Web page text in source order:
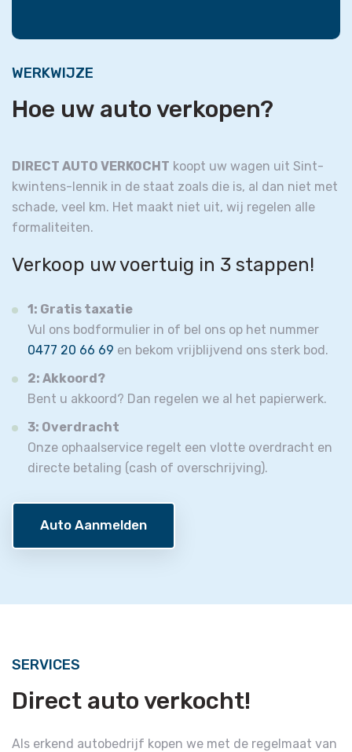
WERKWIJZE
Hoe uw auto verkopen?
DIRECT AUTO VERKOCHT koopt uw wagen uit Sint-
kwintens-lennik in de staat zoals die is, al dan niet met
schade, veel km. Het maakt niet uit, wij regelen alle
formaliteiten.
Verkoop uw voertuig in 3 stappen!
1: Gratis taxatie
Vul ons bodformulier in of bel ons op het nummer
0477 20 66 69 en bekom vrijblijvend ons sterk bod.
2: Akkoord?
Bent u akkoord? Dan regelen we al het papierwerk.
3: Overdracht
Onze ophaalservice regelt een vlotte overdracht en
directe betaling (cash of overschrijving).
Auto Aanmelden
SERVICES
Direct auto verkocht!
Als erkend autobedrijf kopen we met de regelmaat van